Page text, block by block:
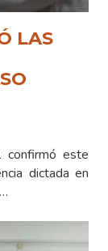
LAS
confirmó este
dictada en